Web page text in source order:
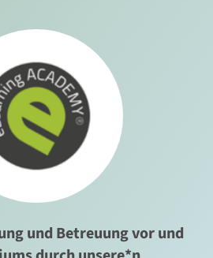
und Betreuung vor und